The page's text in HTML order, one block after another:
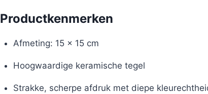
Productkenmerken
Afmeting: 15 x 15 cm
Hoogwaardige keramische tegel
Strakke, scherpe afdruk met diepe